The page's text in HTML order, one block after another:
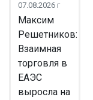
07.08.2026 г
Максим
Решетников:
Взаимная
торговля в
ЕАЭС
выросла на